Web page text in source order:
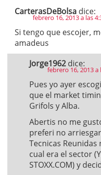
CarterasDeBolsa dice:
febrero 16, 2013 a las
Si tengo que escojer,
amadeus
Jorge1962 dice:
febrero 16, 2013 a
Pues yo ayer
que el market
Grifols y Alba.
Abertis no me
preferi no
Tecnicas
cual era el sector
STOXX.COM) y